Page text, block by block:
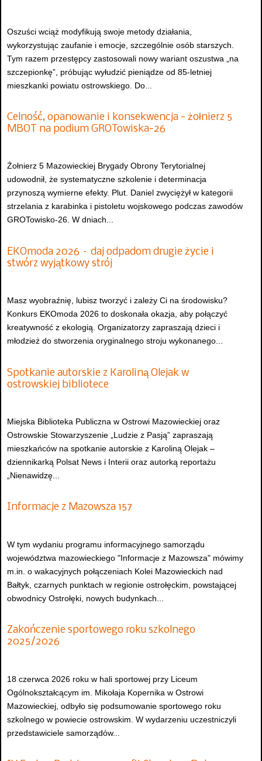
Oszuści wciąż modyfikują swoje metody działania,
wykorzystując zaufanie i emocje, szczególnie osób starszych.
Tym razem przestępcy zastosowali nowy wariant oszustwa „na
szczepionkę”, próbując wyłudzić pieniądze od 85-letniej
mieszkanki powiatu ostrowskiego. Do...
Celność, opanowanie i konsekwencja - żołnierz 5
MBOT na podium GROTowiska-26
Żołnierz 5 Mazowieckiej Brygady Obrony Terytorialnej
udowodnił, że systematyczne szkolenie i determinacja
przynoszą wymierne efekty. Plut. Daniel zwyciężył w kategorii
strzelania z karabinka i pistoletu wojskowego podczas zawodów
GROTowisko-26. W dniach...
EKOmoda 2026 – daj odpadom drugie życie i
stwórz wyjątkowy strój
Masz wyobraźnię, lubisz tworzyć i zależy Ci na środowisku?
Konkurs EKOmoda 2026 to doskonała okazja, aby połączyć
kreatywność z ekologią. Organizatorzy zapraszają dzieci i
młodzież do stworzenia oryginalnego stroju wykonanego...
Spotkanie autorskie z Karoliną Olejak w
ostrowskiej bibliotece
Miejska Biblioteka Publiczna w Ostrowi Mazowieckiej oraz
Ostrowskie Stowarzyszenie „Ludzie z Pasją” zapraszają
mieszkańców na spotkanie autorskie z Karoliną Olejak –
dziennikarką Polsat News i Interii oraz autorką reportażu
„Nienawidzę...
Informacje z Mazowsza 157
W tym wydaniu programu informacyjnego samorządu
województwa mazowieckiego "Informacje z Mazowsza" mówimy
m.in. o wakacyjnych połączeniach Kolei Mazowieckich nad
Bałtyk, czarnych punktach w regionie ostrołęckim, powstającej
obwodnicy Ostrołęki, nowych budynkach...
Zakończenie sportowego roku szkolnego
2025/2026
18 czerwca 2026 roku w hali sportowej przy Liceum
Ogólnokształcącym im. Mikołaja Kopernika w Ostrowi
Mazowieckiej, odbyło się podsumowanie sportowego roku
szkolnego w powiecie ostrowskim. W wydarzeniu uczestniczyli
przedstawiciele samorządów...